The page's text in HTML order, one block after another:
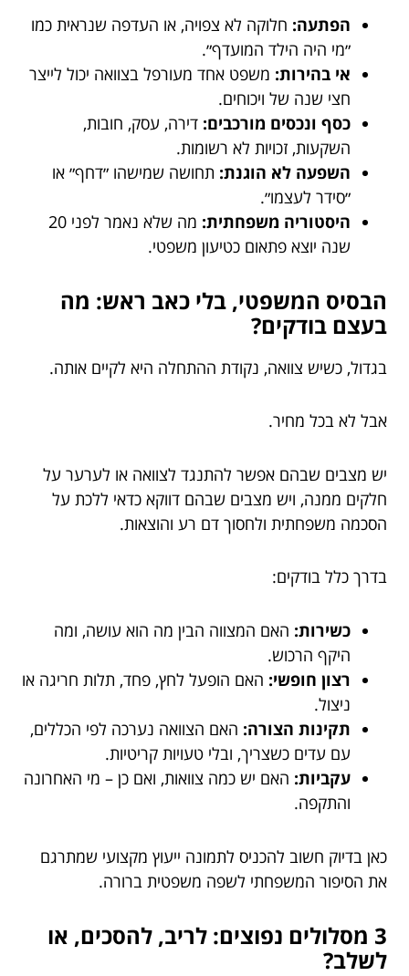
הפתעה: חלוקה לא צפויה, או העדפה שנראית כמו
״מי היה הילד המועדף״.
אי בהירות: משפט אחד מעורפל בצוואה יכול לייצר
חצי שנה של ויכוחים.
כסף ונכסים מורכבים: דירה, עסק, חובות,
השקעות, זכויות לא רשומות.
השפעה לא הוגנת: תחושה שמישהו ״דחף״ או
״סידר לעצמו״.
היסטוריה משפחתית:
מה שלא נאמר לפני 20
שנה יוצא פתאום כטיעון משפטי.
הבסיס המשפטי, בלי כאב ראש: מה
בעצם בודקים?
בגדול, כשיש צוואה, נקודת ההתחלה היא לקיים אותה.
אבל לא בכל מחיר.
יש מצבים שבהם אפשר להתנגד לצוואה או לערער על
חלקים ממנה, ויש מצבים שבהם דווקא כדאי ללכת על
הסכמה משפחתית ולחסוך דם רע והוצאות.
בדרך כלל בודקים:
כשירות: האם המצווה הבין מה הוא עושה, ומה
היקף הרכוש.
רצון חופשי: האם הופעל לחץ, פחד, תלות חריגה או
ניצול.
תקינות הצורה: האם הצוואה נערכה לפי הכללים,
עם עדים כשצריך, ובלי טעויות קריטיות.
עקביות: האם יש כמה צוואות, ואם כן – מי האחרונה
והתקפה.
כאן בדיוק חשוב להכניס לתמונה ייעוץ מקצועי שמתרגם
את הסיפור המשפחתי לשפה משפטית ברורה.
3 מסלולים נפוצים: לריב, להסכים, או
לשלב?